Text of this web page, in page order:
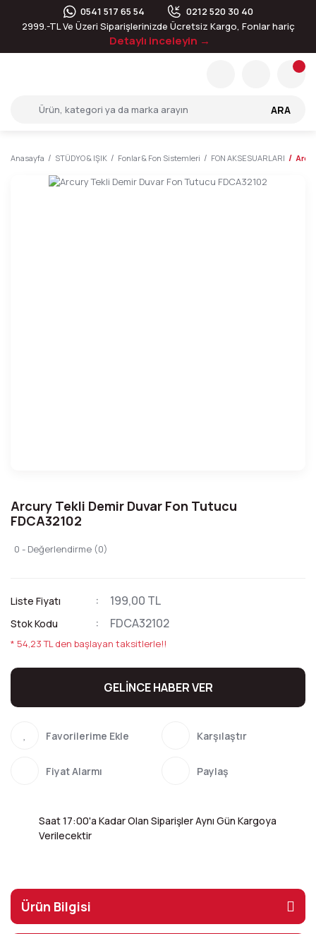
0541 517 65 54
0212 520 30 40
2999.-TL Ve Üzeri Siparişlerinizde Ücretsiz Kargo, Fonlar hariç
Detaylı inceleyin →
ARA
Anasayfa STÜDYO & IŞIK Fonlar & Fon Sistemleri FON AKSESUARLARI
Arcury Tekli Demir Duvar Fon Tutucu
FDCA32102
0 - Değerlendirme (0)
Liste Fiyatı 199,00 TL
Stok Kodu FDCA32102
* 54,23 TL den başlayan taksitlerle!!
GELİNCE HABER VER
Karşılaştır
Fiyat Alarmı Paylaş
Saat 17:00'a Kadar Olan Siparişler Aynı Gün Kargoya
Verilecektir
Ürün Bilgisi